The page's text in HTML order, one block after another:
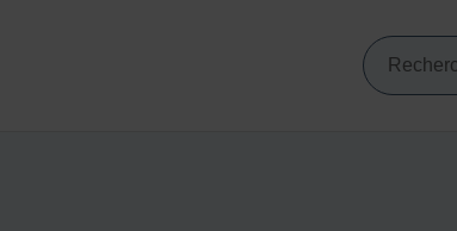
PRINCIPALE Mots